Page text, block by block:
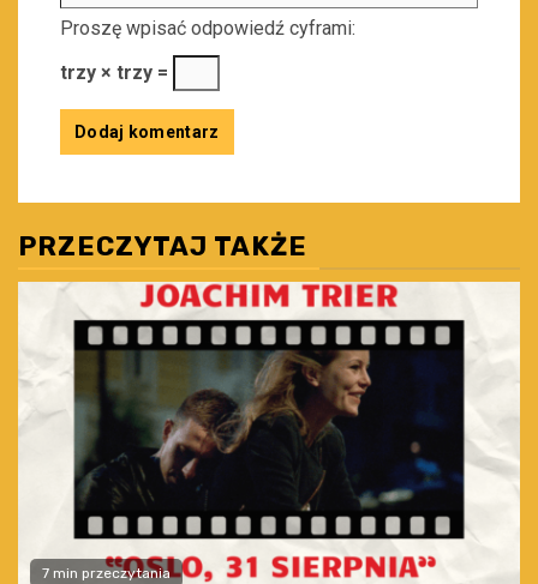
Proszę wpisać odpowiedź cyframi:
trzy × trzy =
PRZECZYTAJ TAKŻE
7 min przeczytania